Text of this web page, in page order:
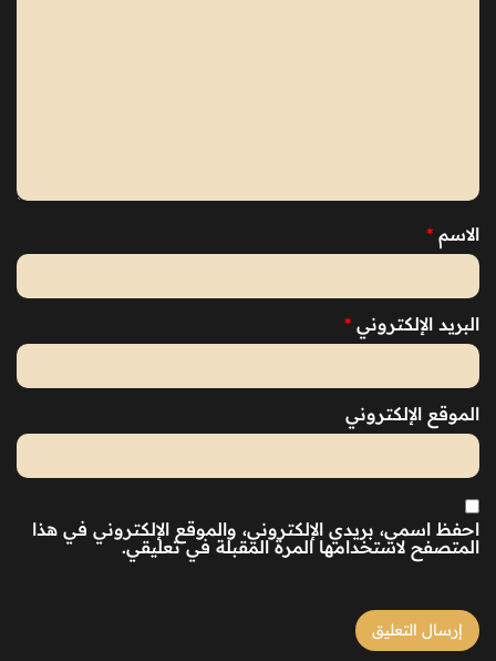
الاسم *
البريد الإلكتروني *
الموقع الإلكتروني
احفظ اسمي، بريدي الإلكتروني، والموقع الإلكتروني في هذا
المتصفح لاستخدامها المرة المقبلة في تعليقي.